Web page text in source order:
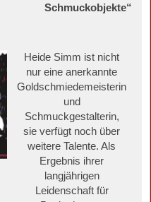
Schmuckobjekte“
Heide Simm ist nicht
nur eine anerkannte
Goldschmiedemeisterin
und
Schmuckgestalterin,
sie verfügt noch über
weitere Talente. Als
Ergebnis ihrer
langjährigen
Leidenschaft für